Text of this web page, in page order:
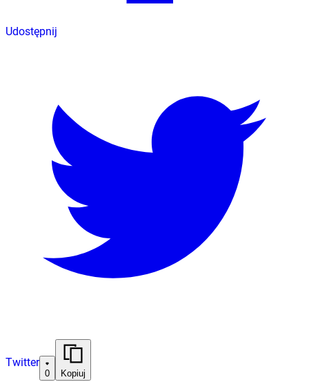
Udostępnij
Twitter
0 Kopiuj